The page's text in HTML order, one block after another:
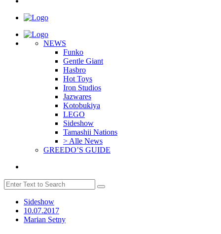
NEWS
Funko
Gentle Giant
Hasbro
Hot Toys
Iron Studios
Jazwares
Kotobukiya
LEGO
Sideshow
Tamashii Nations
> Alle News
GREEDO’S GUIDE
Sideshow
10.07.2017
Marian Setny